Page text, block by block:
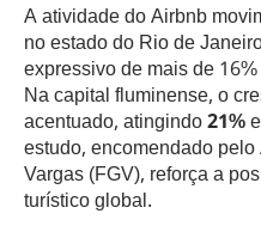
A atividade do Airbnb
no estado do Rio de
expressivo de mais de
Na capital fluminense, o
acentuado, atingindo21%
estudo, encomendado
Vargas (FGV), reforça a
turístico global.